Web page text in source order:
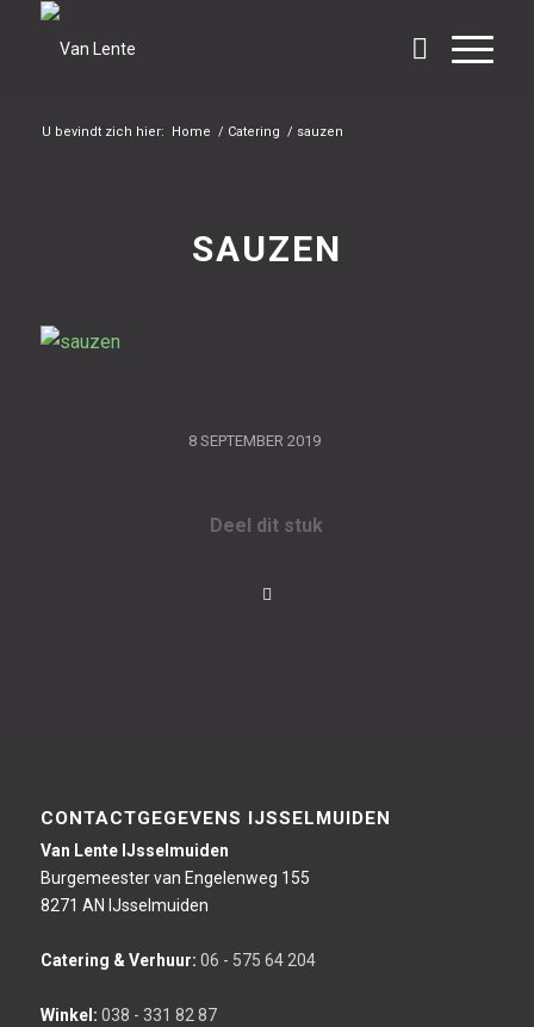
U bevindt zich hier: Home / Catering / sauzen
SAUZEN
8 SEPTEMBER 2019
/
Deel dit stuk
CONTACTGEGEVENS IJSSELMUIDEN
Van Lente IJsselmuiden
Burgemeester van Engelenweg 155
8271 AN IJsselmuiden
Catering & Verhuur: 06 - 575 64 204
Winkel: 038 - 331 82 87